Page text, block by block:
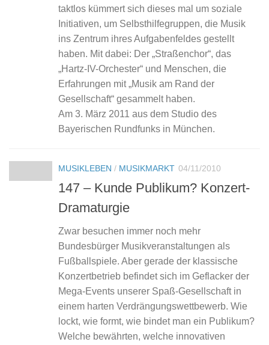
taktlos kümmert sich dieses mal um soziale
Initiativen, um Selbsthilfegruppen, die Musik
ins Zentrum ihres Aufgabenfeldes gestellt
haben. Mit dabei: Der „Straßenchor“, das
„Hartz-IV-Orchester“ und Menschen, die
Erfahrungen mit „Musik am Rand der
Gesellschaft“ gesammelt haben.
Am 3. März 2011 aus dem Studio des
Bayerischen Rundfunks in München.
MUSIKLEBEN / MUSIKMARKT 04/11/2010
147 – Kunde Publikum? Konzert-
Dramaturgie
Zwar besuchen immer noch mehr
Bundesbürger Musikveranstaltungen als
Fußballspiele. Aber gerade der klassische
Konzertbetrieb befindet sich im Geflacker der
Mega-Events unserer Spaß­-Gesellschaft in
einem harten Verdrängungswettbewerb. Wie
lockt, wie formt, wie bindet man ein Publi­kum?
Welche bewährten, welche innovativen